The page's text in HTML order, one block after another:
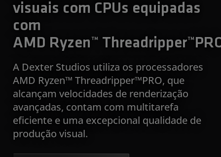
visuais com CPUs equipadas
com
AMD Ryzen™
A Dexter Studios utiliza os processadores
AMD Ryzen™ Threadripper™PRO, que
alcançam velocidades de renderização
avançadas, contam com multitarefa
eficiente e uma excepcional qualidade de
produção visual.